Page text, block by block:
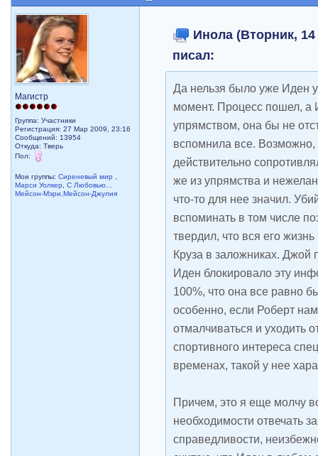
Магистр
Группа: Участники
Регистрация: 27 Мар 2009, 23:16
Сообщений: 13954
Откуда: Тверь
Пол:
Мои группы:Сиреневый мир
Марси Уолкер
,С Любовью...
Мейсон-Мэри,Мейсон-Джулия
Инола (Вторник,
писал:
Да нельзя было уже Иден
момент. Процесс пошел, а
упрямством, она бы не
вспомнила все.
действительно
же из упрямства и
что-то для нее значил.
вспоминать в том числе
твердил, что вся его
Круза в заложниках. Джой
Иден блокировало эту
100%, что она все равно
особенно, если Роберт
отмалчиваться и уходить
спортивного интереса
временах, такой у нее
Причем, это я еще молчу
необходимости отвечать
справедливости,